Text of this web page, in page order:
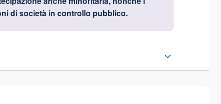
di società in controllo pubblico.